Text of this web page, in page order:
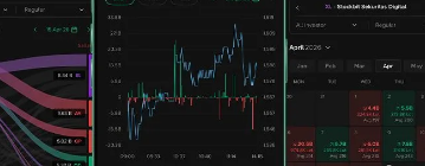
PT UOB Kay Hian Sekuritas